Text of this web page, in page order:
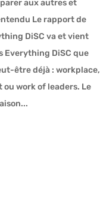
aux autres et
Le rapport de
DiSC va et vient
Everything DiSC que
être déjà : workplace,
ou work of leaders. Le